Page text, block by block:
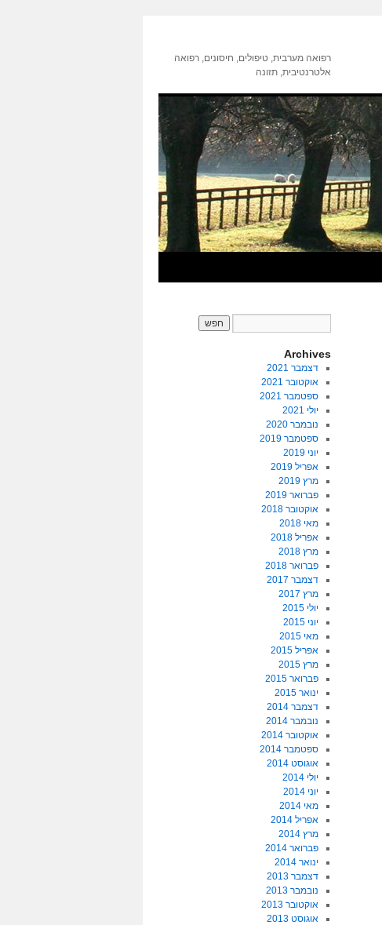
רפואה מערבית, טיפולים, חיסונים, רפואה
אלטרנטיבית, תזונה
Archives
דצמבר 2021
אוקטובר 2021
ספטמבר 2021
יולי 2021
נובמבר 2020
ספטמבר 2019
יוני 2019
אפריל 2019
מרץ 2019
פברואר 2019
אוקטובר 2018
מאי 2018
אפריל 2018
מרץ 2018
פברואר 2018
דצמבר 2017
מרץ 2017
יולי 2015
יוני 2015
מאי 2015
אפריל 2015
מרץ 2015
פברואר 2015
ינואר 2015
דצמבר 2014
נובמבר 2014
אוקטובר 2014
ספטמבר 2014
אוגוסט 2014
יולי 2014
יוני 2014
מאי 2014
אפריל 2014
מרץ 2014
פברואר 2014
ינואר 2014
דצמבר 2013
נובמבר 2013
אוקטובר 2013
אוגוסט 2013